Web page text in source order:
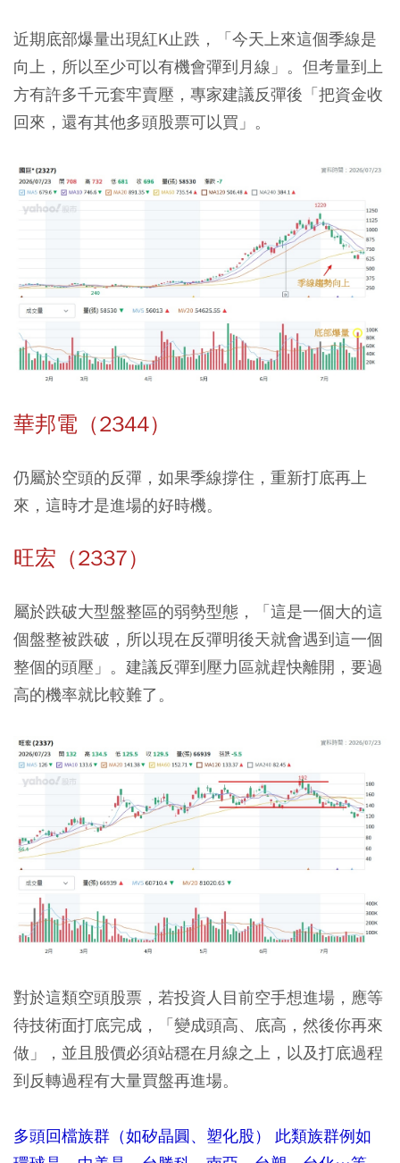
近期底部爆量出現紅K止跌，「今天上來這個季線是
向上，所以至少可以有機會彈到月線」。但考量到上
方有許多千元套牢賣壓，專家建議反彈後「把資金收
回來，還有其他多頭股票可以買」。
華邦電（2344）
仍屬於空頭的反彈，如果季線撐住，重新打底再上
來，這時才是進場的好時機。
旺宏（2337）
屬於跌破大型盤整區的弱勢型態，「這是一個大的這
個盤整被跌破，所以現在反彈明後天就會遇到這一個
整個的頭壓」。建議反彈到壓力區就趕快離開，要過
高的機率就比較難了。
對於這類空頭股票，若投資人目前空手想進場，應等
待技術面打底完成，「變成頭高、底高，然後你再來
做」，並且股價必須站穩在月線之上，以及打底過程
到反轉過程有大量買盤再進場。
多頭回檔族群（如矽晶圓、塑化股） 此類族群例如